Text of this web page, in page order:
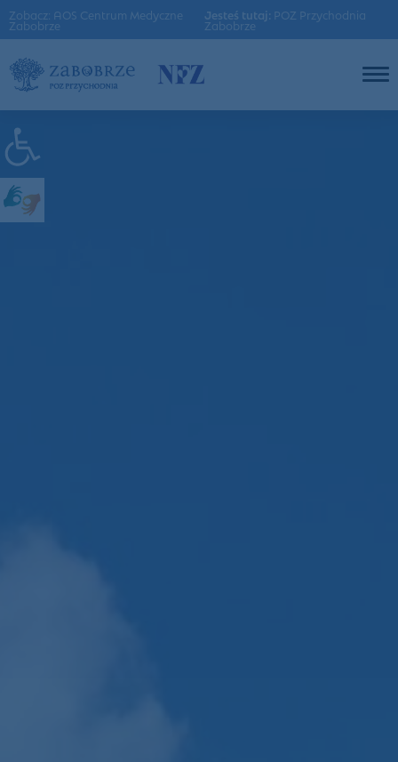
Zobacz: AOS Centrum Medyczne
Zabobrze
Jesteś tutaj: POZ Przychodnia
Zabobrze